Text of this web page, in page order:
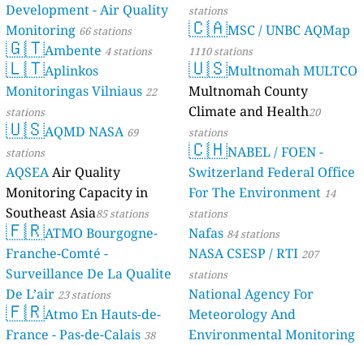
Development - Air Quality
Monitoring 66 stations
🇬🇹Ambente 4 stations
🇱🇹Aplinkos
Monitoringas Vilniaus 22
stations
🇺🇸AQMD NASA 69
stations
AQSEAAir Quality
Monitoring Capacity in
Southeast Asia85 stations
🇫🇷ATMO Bourgogne-
Franche-Comté -
Surveillance De La Qualite
De L’air 23 stations
🇫🇷Atmo En Hauts-de-
France - Pas-de-Calais 38
stations
🇨🇦MSC / UNBC AQMap
1110 stations
🇺🇸Multnomah MULTCO
Multnomah County
Climate and Health20
stations
🇨🇭NABEL / FOEN -
Switzerland Federal Office
For The Environment 14
stations
Nafas 84 stations
NASA CSESP / RTI 207
stations
National Agency For
Meteorology And
Environmental Monitoring